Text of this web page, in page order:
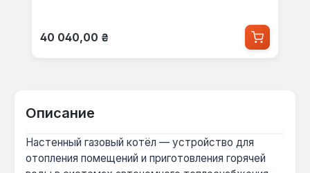
Обычная цена:
40 040,00 ₴
Описание
Настенный газовый котёл — устройство для
отопления помещений и приготовления горячей